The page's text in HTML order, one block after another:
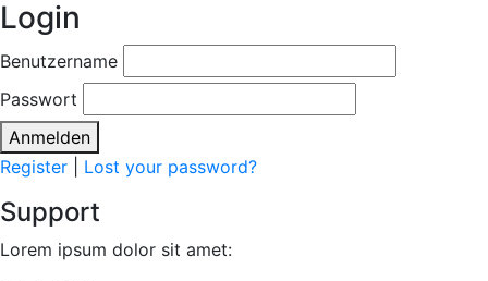
Login
Benutzername
Passwort
Anmelden
Register
Lost your password?
Support
Lorem ipsum dolor sit amet: